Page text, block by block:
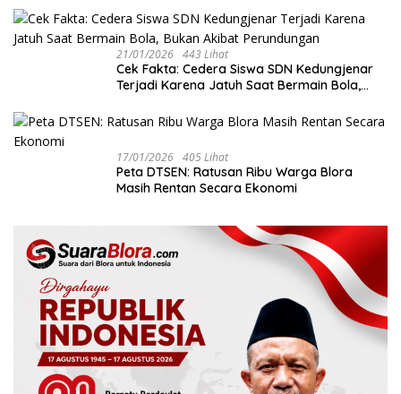
21/01/2026 443 Lihat
Cek Fakta: Cedera Siswa SDN Kedungjenar
Terjadi Karena Jatuh Saat Bermain Bola,
17/01/2026 405 Lihat
‎Peta DTSEN: Ratusan Ribu Warga Blora
Masih Rentan Secara Ekonomi